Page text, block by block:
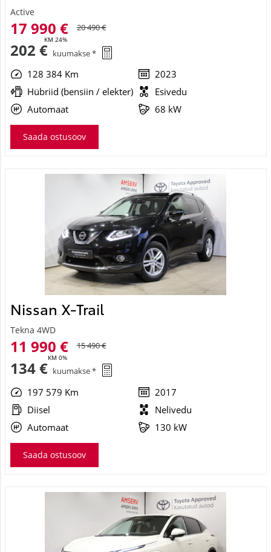
Active
17 990 €
KM 24%
20 490 €
202 € kuumakse *
128 384 Km
2023
Hübriid (bensiin / elekter)
Esivedu
Automaat
68 kW
Saada ostusoov
Nissan X-Trail
Tekna 4WD
11 990 €
KM 0%
15 490 €
134 € kuumakse *
197 579 Km
2017
Diisel
Nelivedu
Automaat
130 kW
Saada ostusoov